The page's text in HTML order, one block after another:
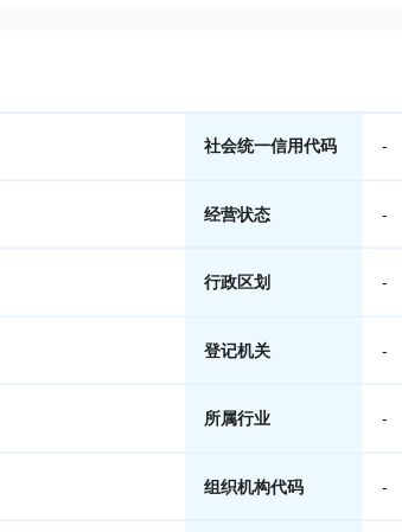
社会统一信用代码 -
经营状态 -
行政区划 -
登记机关 -
所属行业 -
组织机构代码 -